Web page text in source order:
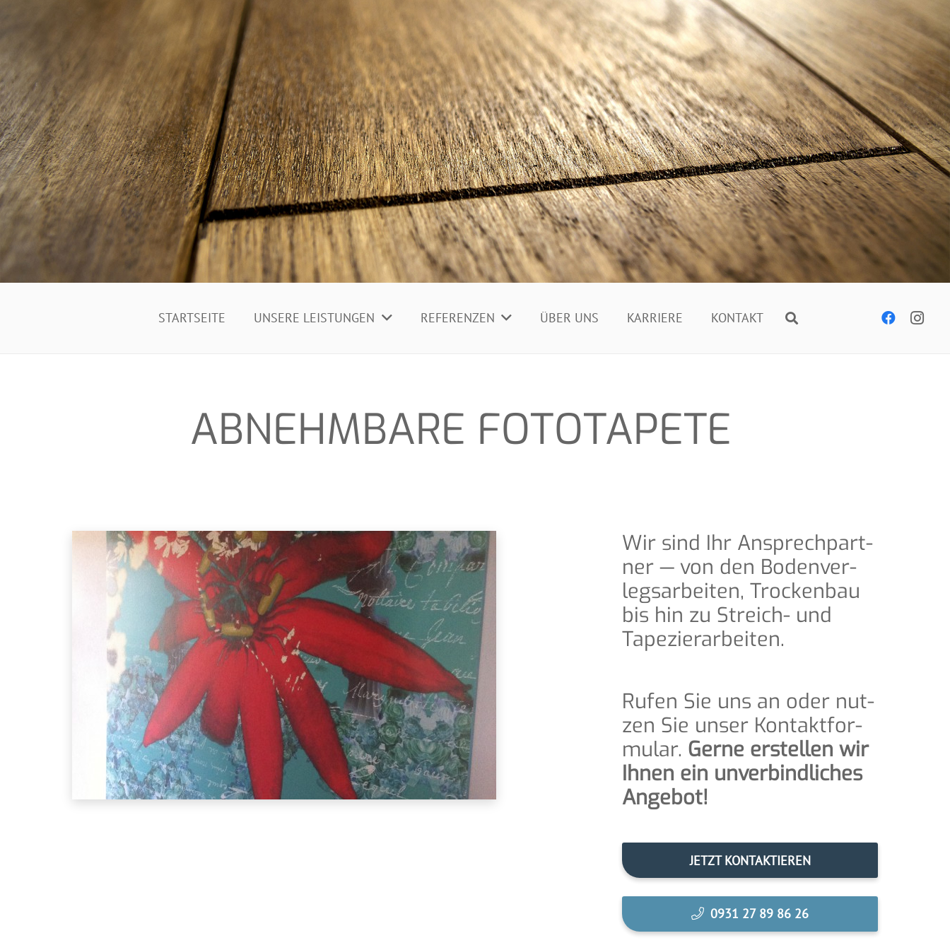
START­SEI­TE UNSE­RE LEISTUNGEN REFE­REN­ZEN ÜBER UNS KAR­RIE­RE KON­TAKT
ABNEHM­BA­RE FOTOTAPETE
Wir sind Ihr Ansprech­part­
ner — von den Boden­ver­
legs­ar­bei­ten, Tro­cken­bau
bis hin zu Streich- und
Tapezierarbeiten.
Rufen Sie uns an oder nut­
zen Sie unser Kon­takt­for­
mu­lar. Ger­ne erstel­len wir
Ihnen ein unver­bind­li­ches
Angebot!
JETZT KON­TAK­TIE­REN
0931 27 89 86 26